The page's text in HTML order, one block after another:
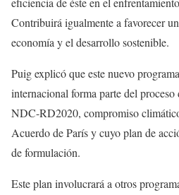
Contribuirá igualmente a favorecer
economía y el desarrollo sostenible.
Puig explicó que este nuevo
internacional forma parte del
NDC-RD2020, compromiso
Acuerdo de París y cuyo plan de
de formulación.
Este plan involucrará a otros